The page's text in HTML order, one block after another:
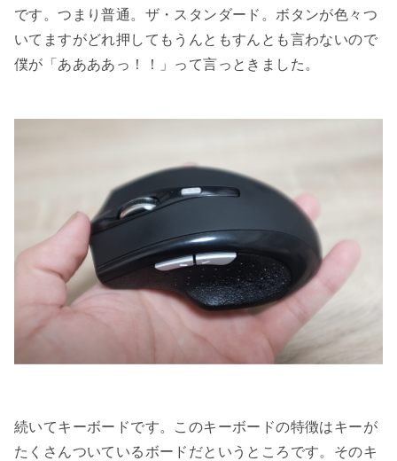
です。つまり普通。ザ・スタンダード。ボタンが色々つ
いてますがどれ押してもうんともすんとも言わないので
僕が「ああああっ！！」って言っときました。
続いてキーボードです。このキーボードの特徴はキーが
たくさんついているボードだというところです。そのキ